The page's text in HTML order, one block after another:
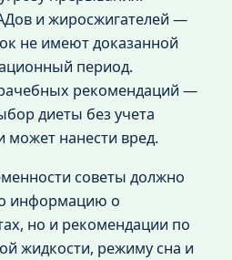
и жиросжигателей —
не имеют доказанной
период.
рекомендаций —
диеты без учета
может нанести вред.
советы должно
информацию о
но и рекомендации по
жидкости, режиму сна и